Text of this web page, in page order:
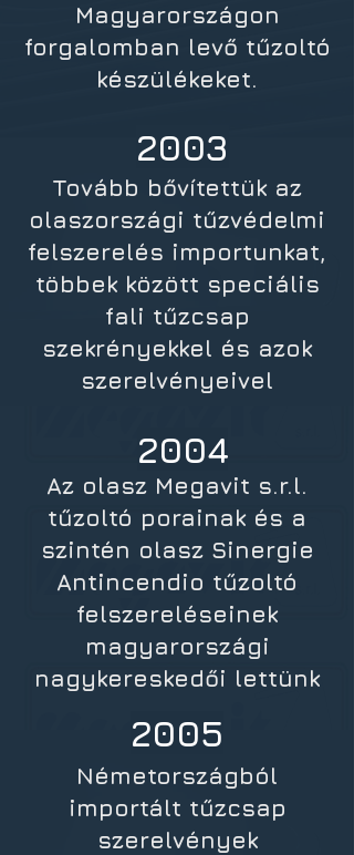
Magyarországon
forgalomban levő tűzoltó
készülékeket.
Tovább bővítettük az
olaszországi tűzvédelmi
felszerelés importunkat,
többek között speciális
fali tűzcsap
szekrényekkel és azok
szerelvényeivel
2003
Az olasz Megavit s.r.l.
tűzoltó porainak és a
szintén olasz Sinergie
Antincendio tűzoltó
felszereléseinek
magyarországi
nagykereskedői lettünk
2004
Németországból
importált tűzcsap
szerelvények
2005